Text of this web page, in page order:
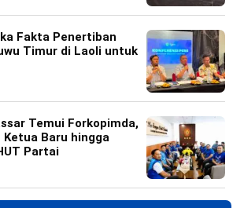
Fakta Penertiban
Timur di Laoli untuk
Temui Forkopimda,
Baru hingga
Partai